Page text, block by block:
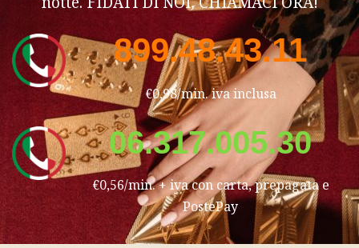
899.48.43.11
€0,98/min. iva inclusa
06.317.005.30
€0,56/min. + iva con carta, prepagata e
PostePay